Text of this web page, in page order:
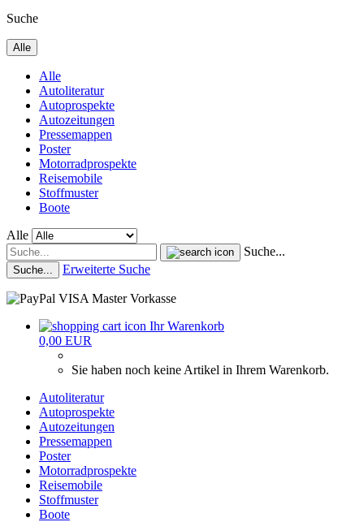
Suche
Alle
Alle
Autoliteratur
Autoprospekte
Autozeitungen
Pressemappen
Poster
Motorradprospekte
Reisemobile
Stoffmuster
Boote
Alle
Suche...
Suche... Erweiterte Suche
Ihr Warenkorb
0,00 EUR
Sie haben noch keine Artikel in Ihrem Warenkorb.
Autoliteratur
Autoprospekte
Autozeitungen
Pressemappen
Poster
Motorradprospekte
Reisemobile
Stoffmuster
Boote